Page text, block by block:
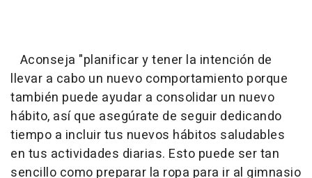
Aconseja "planificar y tener la intención de
llevar a cabo un nuevo comportamiento porque
también puede ayudar a consolidar un nuevo
hábito, así que asegúrate de seguir dedicando
tiempo a incluir tus nuevos hábitos saludables
en tus actividades diarias. Esto puede ser tan
sencillo como preparar la ropa para ir al gimnasio